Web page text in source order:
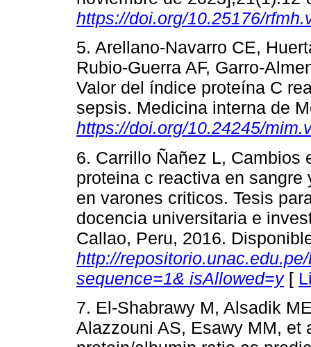
https://doi.org/10.25176/
5. Arellano-Navarro CE,
Rubio-Guerra AF, Garro-
Valor del índice proteína C
sepsis. Medicina interna de
https://doi.org/10.24245/
6. Carrillo Ñañez L, Cambios
proteina c reactiva en
en varones criticos. Tesis
docencia universitaria e
Callao, Peru, 2016.
http://
sequence=1& isAllowed=y[
7. El-Shabrawy M, Alsadik
Alazzouni AS, Esawy MM, et